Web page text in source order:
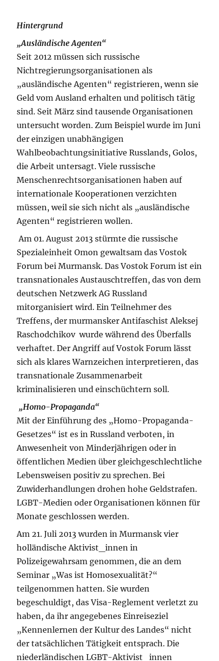
Hintergrund
„Ausländische Agenten“
Seit 2012 müssen sich russische
Nichtregierungsorganisationen als
„ausländische Agenten“ registrieren, wenn sie
Geld vom Ausland erhalten und politisch tätig
sind. Seit März sind tausende Organisationen
untersucht worden. Zum Beispiel wurde im Juni
der einzigen unabhängigen
Wahlbeobachtungsinitiative Russlands, Golos,
die Arbeit untersagt. Viele russische
Menschenrechtsorganisationen haben auf
internationale Kooperationen verzichten
müssen, weil sie sich nicht als „ausländische
Agenten“ registrieren wollen.
Am 01. August 2013 stürmte die russische
Spezialeinheit Omon gewaltsam das Vostok
Forum bei Murmansk. Das Vostok Forum ist ein
transnationales Austauschtreffen, das von dem
deutschen Netzwerk AG Russland
mitorganisiert wird. Ein Teilnehmer des
Treffens, der murmansker Antifaschist Aleksej
Raschodchikov wurde während des Überfalls
verhaftet. Der Angriff auf Vostok Forum lässt
sich als klares Warnzeichen interpretieren, das
transnationale Zusammenarbeit
kriminalisieren und einschüchtern soll.
„Homo-Propaganda“
Mit der Einführung des „Homo-Propaganda-
Gesetzes“ ist es in Russland verboten, in
Anwesenheit von Minderjährigen oder in
öffentlichen Medien über gleichgeschlechtliche
Lebensweisen positiv zu sprechen. Bei
Zuwiderhandlungen drohen hohe Geldstrafen.
LGBT-Medien oder Organisationen können für
Monate geschlossen werden.
Am 21. Juli 2013 wurden in Murmansk vier
holländische Aktivist_innen in
Polizeigewahrsam genommen, die an dem
Seminar „Was ist Homosexualität?“
teilgenommen hatten. Sie wurden
begeschuldigt, das Visa-Reglement verletzt zu
haben, da ihr angegebenes Einreiseziel
„Kennenlernen der Kultur des Landes“ nicht
der tatsächlichen Tätigkeit entsprach. Die
niederländischen LGBT-Aktivist_innen